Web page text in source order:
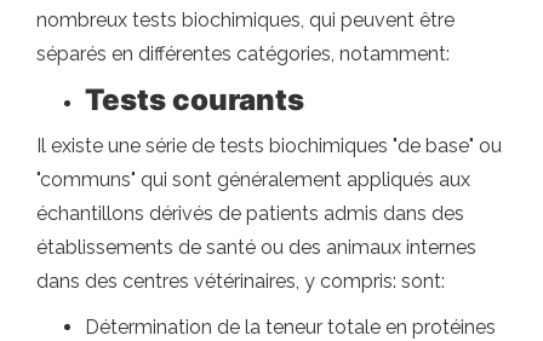
nombreux tests biochimiques, qui peuvent être
séparés en différentes catégories, notamment:
Tests courants
Il existe une série de tests biochimiques "de base" ou
"communs" qui sont généralement appliqués aux
échantillons dérivés de patients admis dans des
établissements de santé ou des animaux internes
dans des centres vétérinaires, y compris: sont:
Détermination de la teneur totale en protéines